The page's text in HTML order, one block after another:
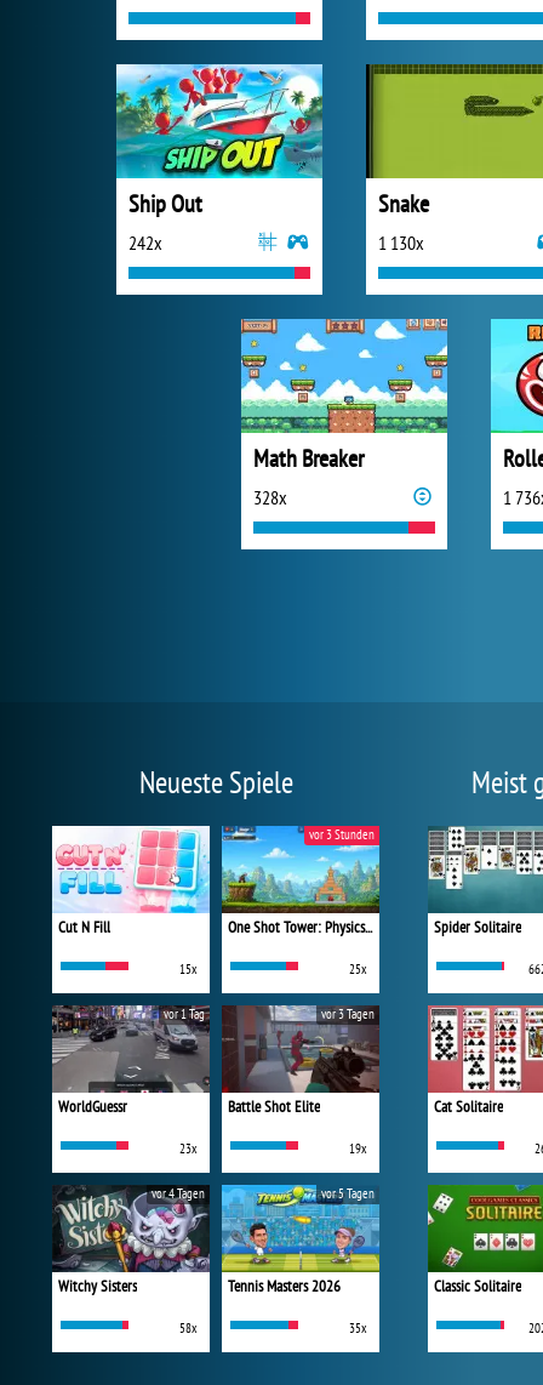
Ship Out
242x
Snake
1 130x
Math Breaker
328x 1
Neueste Spiele
Cut N Fill
15x
One Shot Tower: Physics Destroyer
25x
vor 3 Stunden
WorldGuessr
23x
vor 1 Tag
Battle Shot Elite
19x
vor 3 Tagen
Witchy Sisters
58x
vor 4 Tagen
Tennis Masters 2026
35x
vor 5 Tagen
Meist
Spider Solitaire
Cat Solitaire
Classic Solitaire